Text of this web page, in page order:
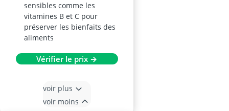
sensibles comme les
vitamines B et C pour
préserver les bienfaits des
aliments
Vérifier le prix →
voir plus
voir moins